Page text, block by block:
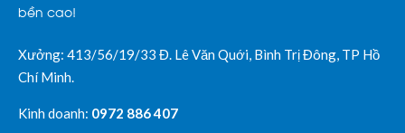
bền cao!
Xưởng: 413/56/19/33 Đ. Lê Văn Quới, Bình Trị Đông, TP Hồ
Chí Minh.
Kinh doanh: 0972 886 407